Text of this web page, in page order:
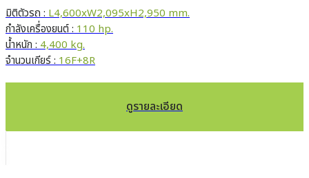
มิติตัวรถ :L4,600xW2,095xH2,950 mm.
กำลังเครื่องยนต์ :110 hp.
น้ำหนัก :4,400 kg.
จำนวนเกียร์ :16F+8R
ดูรายละเอียด